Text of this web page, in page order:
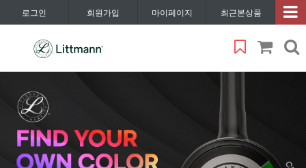
로그인 회원가입 마이페이지 최근본상품